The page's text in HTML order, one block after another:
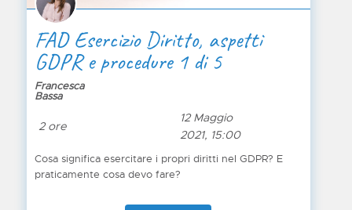
FAD Esercizio Diritto, aspetti
GDPR e procedure 1 di 5
Francesca
Bassa
2 ore
12 Maggio
2021, 15:00
Cosa significa esercitare i propri diritti nel GDPR? E
praticamente cosa devo fare?